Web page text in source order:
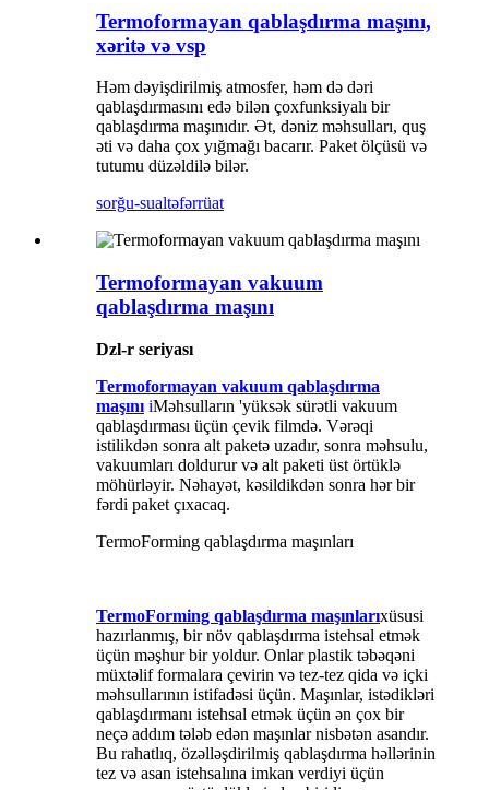
Termoformayan qablaşdırma maşını,
xəritə və vsp
Həm dəyişdirilmiş atmosfer, həm də dəri
qablaşdırmasını edə bilən çoxfunksiyalı bir
qablaşdırma maşınıdır. Ət, dəniz məhsulları, quş
əti və daha çox yığmağı bacarır. Paket ölçüsü və
tutumu düzəldilə bilər.
sorğu-sualtəfərrüat
Termoformayan vakuum
qablaşdırma maşını
Dzl-r seriyası
Termoformayan vakuum qablaşdırma
maşını iMəhsulların 'yüksək sürətli vakuum
qablaşdırması üçün çevik filmdə. Vərəqi
istilikdən sonra alt paketə uzadır, sonra məhsulu,
vakuumları doldurur və alt paketi üst örtüklə
möhürləyir. Nəhayət, kəsildikdən sonra hər bir
fərdi paket çıxacaq.
TermoForming qablaşdırma maşınları
TermoForming qablaşdırma maşınlarıxüsusi
hazırlanmış, bir növ qablaşdırma istehsal etmək
üçün məşhur bir yoldur. Onlar plastik təbəqəni
müxtəlif formalara çevirin və tez-tez qida və içki
məhsullarının istifadəsi üçün. Maşınlar, istədikləri
qablaşdırmanı istehsal etmək üçün ən çox bir
neçə addım tələb edən maşınlar nisbətən asandır.
Bu rahatlıq, özəlləşdirilmiş qablaşdırma həllərinin
tez və asan istehsalına imkan verdiyi üçün